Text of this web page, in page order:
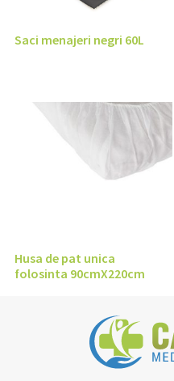
Saci menajeri negri 60L
Husa de pat unica
folosinta 90cmX220cm